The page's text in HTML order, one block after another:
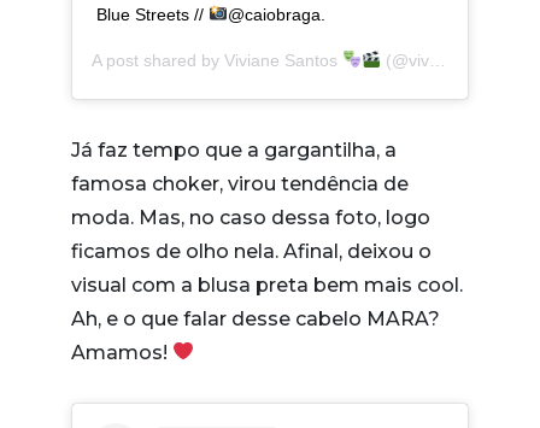
Blue Streets // @caiobraga.
A post shared by Viviane Santos (@vivianesanto_s) on
Já faz tempo que a gargantilha, a
famosa choker, virou tendência de
moda. Mas, no caso dessa foto, logo
ficamos de olho nela. Afinal, deixou o
visual com a blusa preta bem mais cool.
Ah, e o que falar desse cabelo MARA?
Amamos!